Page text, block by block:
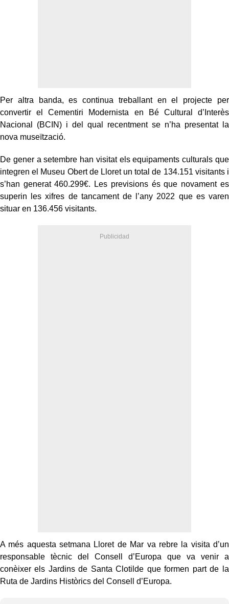
Per altra banda, es continua treballant en el projecte per
convertir el Cementiri Modernista en Bé Cultural d’Interès
Nacional (BCIN) i del qual recentment se n’ha presentat la
nova museïtzació.
De gener a setembre han visitat els equipaments culturals que
integren el Museu Obert de Lloret un total de 134.151 visitants i
s’han generat 460.299€. Les previsions és que novament es
superin les xifres de tancament de l’any 2022 que es varen
situar en 136.456 visitants.
A més aquesta setmana Lloret de Mar va rebre la visita d’un
responsable tècnic del Consell d’Europa que va venir a
conèixer els Jardins de Santa Clotilde que formen part de la
Ruta de Jardins Històrics del Consell d’Europa.